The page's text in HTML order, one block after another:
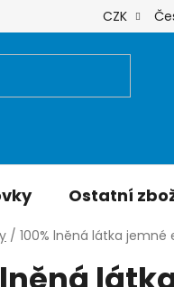
obchoduCZK
Ostatní
/ 100% lněná látka